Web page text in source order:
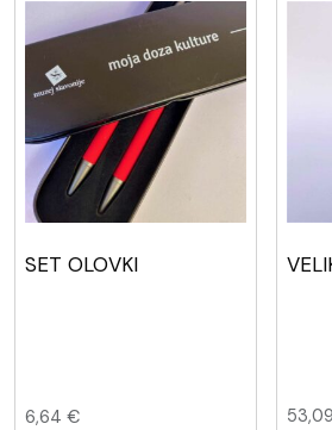
SET OLOVKI
6,64 €